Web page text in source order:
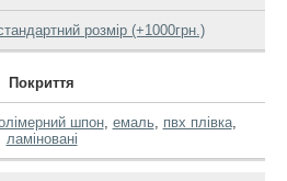
розмір (+1000грн.)
Покриття
шпон, емаль, пвх плівка,
ламіновані